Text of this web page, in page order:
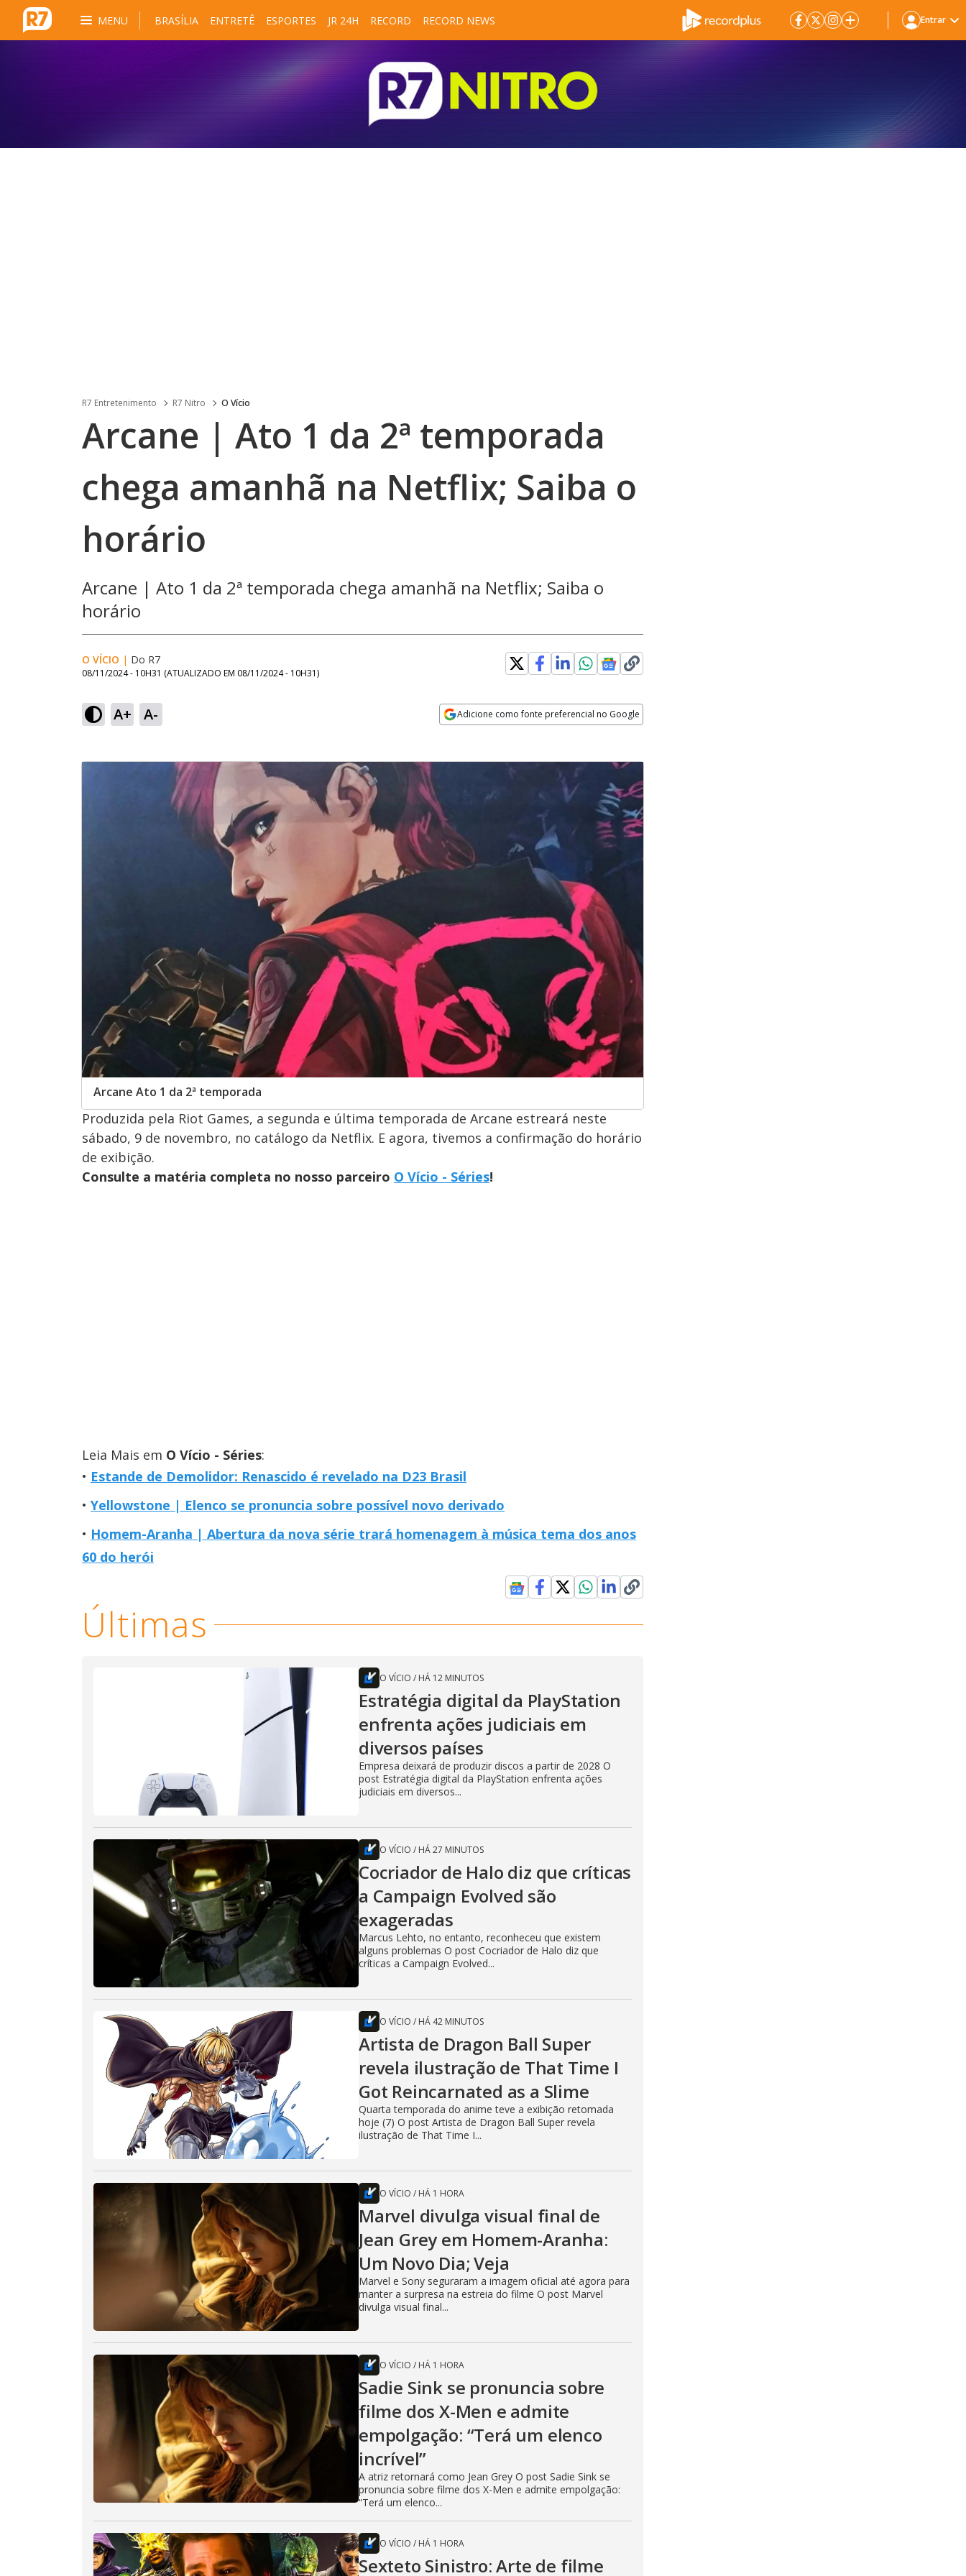
MENU BRASÍLIA ENTRETÊ ESPORTES JR 24H RECORD RECORD NEWS Entrar
R7 Entretenimento R7 Nitro O Vício
Arcane | Ato 1 da 2ª temporada
chega amanhã na Netflix; Saiba o
horário
Arcane | Ato 1 da 2ª temporada chega amanhã na Netflix; Saiba o
horário
O VÍCIO | Do R7
08/11/2024 - 10H31 (ATUALIZADO EM 08/11/2024 - 10H31)
A+ A- Adicione como fonte preferencial no Google
Arcane Ato 1 da 2ª temporada
Produzida pela Riot Games, a segunda e última temporada de Arcane estreará neste
sábado, 9 de novembro, no catálogo da Netflix. E agora, tivemos a confirmação do horário
de exibição.
Consulte a matéria completa no nosso parceiro O Vício - Séries!
Leia Mais em O Vício - Séries:
Estande de Demolidor: Renascido é revelado na D23 Brasil
Yellowstone | Elenco se pronuncia sobre possível novo derivado
Homem-Aranha | Abertura da nova série trará homenagem à música tema dos anos
60 do herói
Últimas
O VÍCIO / HÁ 12 MINUTOS
Estratégia digital da PlayStation
enfrenta ações judiciais em
diversos países
Empresa deixará de produzir discos a partir de 2028 O
post Estratégia digital da PlayStation enfrenta ações
judiciais em diversos...
O VÍCIO / HÁ 27 MINUTOS
Cocriador de Halo diz que críticas
a Campaign Evolved são
exageradas
Marcus Lehto, no entanto, reconheceu que existem
alguns problemas O post Cocriador de Halo diz que
críticas a Campaign Evolved...
O VÍCIO / HÁ 42 MINUTOS
Artista de Dragon Ball Super
revela ilustração de That Time I
Got Reincarnated as a Slime
Quarta temporada do anime teve a exibição retomada
hoje (7) O post Artista de Dragon Ball Super revela
ilustração de That Time I...
O VÍCIO / HÁ 1 HORA
Marvel divulga visual final de
Jean Grey em Homem-Aranha:
Um Novo Dia; Veja
Marvel e Sony seguraram a imagem oficial até agora para
manter a surpresa na estreia do filme O post Marvel
divulga visual final...
O VÍCIO / HÁ 1 HORA
Sadie Sink se pronuncia sobre
filme dos X-Men e admite
empolgação: “Terá um elenco
incrível”
A atriz retornará como Jean Grey O post Sadie Sink se
pronuncia sobre filme dos X-Men e admite empolgação:
“Terá um elenco...
O VÍCIO / HÁ 1 HORA
Sexteto Sinistro: Arte de filme